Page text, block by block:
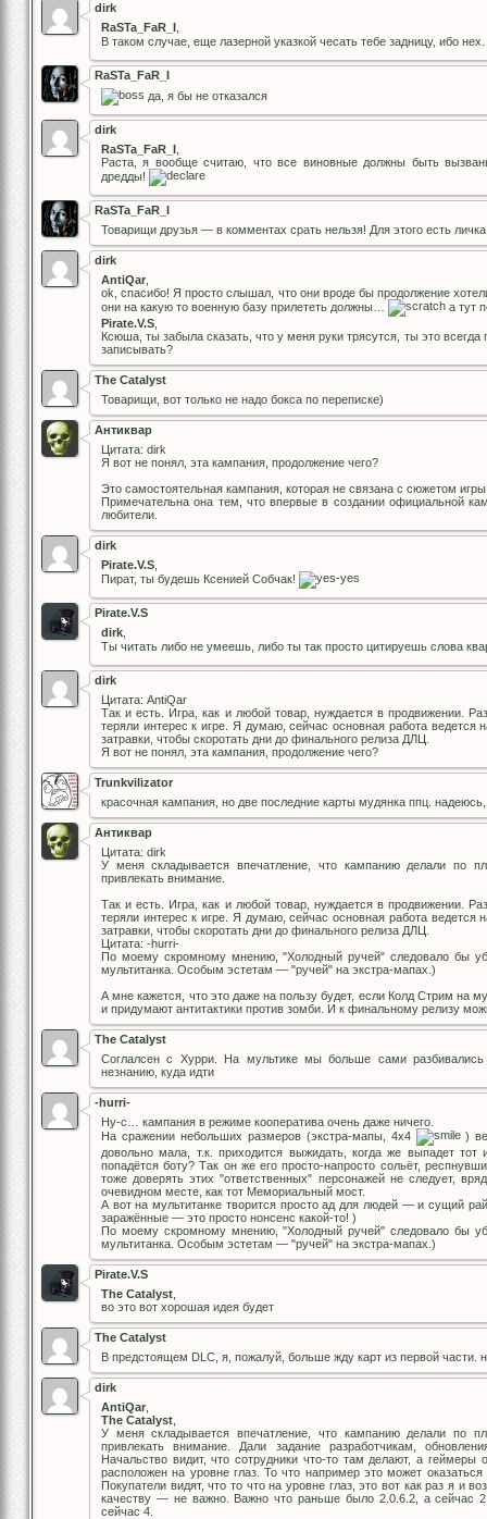
dirk
RaSTa_FaR_I
В таком случае, еще лазерной указкой чесать тебе задницу, ибо
RaSTa_FaR_I
да, я бы не отказался
dirk
RaSTa_FaR_I
Раста, я вообще считаю, что все виновные должны быть
дредды!
RaSTa_FaR_I
Товарищи друзья — в комментах срать нельзя! Для этого есть
dirk
AntiQar
ok, спасибо! Я просто слышал, что они вроде бы продолжение
они на какую то военную базу прилететь должны…
а тут
Pirate.V.S
Ксюша, ты забыла сказать, что у меня руки трясутся, ты это
записывать?
The Catalyst
Товарищи, вот только не надо бокса по переписке)
Антиквар
Цитата: dirk
Я вот не понял, эта кампания, продолжение чего?
Это самостоятельная кампания, которая не связана с сюжетом
Примечательна она тем, что впервые в создании официальной
любители.
dirk
Pirate.V.S
Пират, ты будешь Ксенией Собчак!
Pirate.V.S
dirk
Ты читать либо не умеешь, либо ты так просто цитируешь слова
dirk
Цитата: AntiQar
Так и есть. Игра, как и любой товар, нуждается в продвижении.
теряли интерес к игре. Я думаю, сейчас основная работа ведется
затравки, чтобы скоротать дни до финального релиза ДЛЦ.
Я вот не понял, эта кампания, продолжение чего?
Trunkvilizator
красочная кампания, но две последние карты мудянка ппц.
Антиквар
Цитата: dirk
У меня складывается впечатление, что кампанию делали по
привлекать внимание.
Так и есть. Игра, как и любой товар, нуждается в продвижении.
теряли интерес к игре. Я думаю, сейчас основная работа ведется
затравки, чтобы скоротать дни до финального релиза ДЛЦ.
Цитата: -hurri-
По моему скромному мнению, "Холодный ручей" следовало бы
мультитанка. Особым эстетам — "ручей" на экстра-мапах.)
А мне кажется, что это даже на пользу будет, если Колд Стрим на
и придумают антитактики против зомби. И к финальному релизу
The Catalyst
Соглалсен с Хурри. На мультике мы больше сами
незнанию, куда идти
-hurri-
Ну-с… кампания в режиме кооператива очень даже ничего.
На сражении небольших размеров (экстра-мапы, 4х4
)
довольно мала, т.к. приходится выжидать, когда же выпадет
попадётся боту? Так он же его просто-напросто сольёт,
тоже доверять этих "ответственных" персонажей не следует,
очевидном месте, как тот Мемориальный мост.
А вот на мультитанке творится просто ад для людей — и сущий
заражённые — это просто нонсенс какой-то! )
По моему скромному мнению, "Холодный ручей" следовало бы
мультитанка. Особым эстетам — "ручей" на экстра-мапах.)
Pirate.V.S
The Catalyst
во это вот хорошая идея будет
The Catalyst
В предстоящем DLC, я, пожалуй, больше жду карт из первой части.
dirk
AntiQar
The Catalyst
У меня складывается впечатление, что кампанию делали по
привлекать внимание. Дали задание разработчикам,
Начальство видит, что сотрудники что-то там делают, а геймеры
расположен на уровне глаз. То что например это может
Покупатели видят, что то что на уровне глаз, это вот как раз я и
качеству — не важно. Важно что раньше было 2.0.6.2, а сейчас
сейчас 4.